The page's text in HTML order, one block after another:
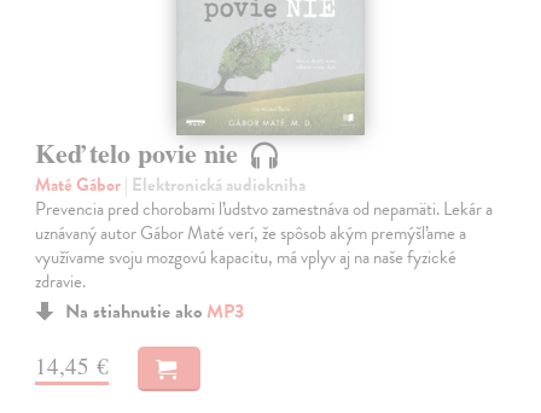
Keď telo povie nie
Maté Gábor| Elektronická audiokniha
Prevencia pred chorobami ľudstvo zamestnáva od nepamäti. Lekár a
uznávaný autor Gábor Maté verí, že spôsob akým premýšľame a
využívame svoju mozgovú kapacitu, má vplyv aj na naše fyzické
zdravie.
Na stiahnutie ako MP3
14,45 €